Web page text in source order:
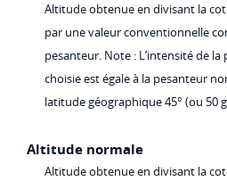
Altitude obtenue en divisant la
par une valeur conventionnelle
pesanteur. Note : L’intensité de
choisie est égale à la pesanteur
latitude géographique 45° (ou 50
Altitude normale
Altitude obtenue en divisant la